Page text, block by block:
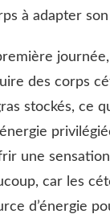
à adapter
des corps
stockés, ce
une
car les
d’énergie